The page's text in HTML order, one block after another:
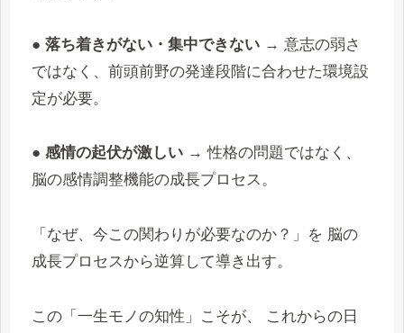
● 落ち着きがない・集中できない → 意志の弱さ
ではなく、前頭前野の発達段階に合わせた環境設
定が必要。
● 感情の起伏が激しい → 性格の問題ではなく、
脳の感情調整機能の成長プロセス。
「なぜ、今この関わりが必要なのか？」を 脳の
成長プロセスから逆算して導き出す。
この「一生モノの知性」こそが、 これからの日